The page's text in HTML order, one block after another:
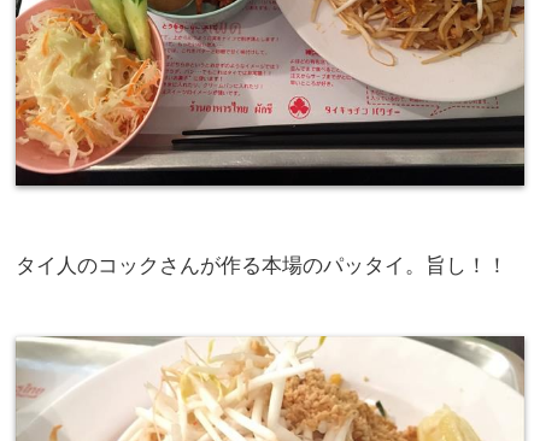
タイ人のコックさんが作る本場のパッタイ。旨し！！